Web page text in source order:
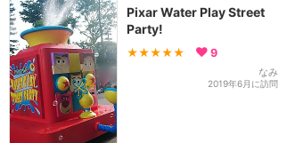
Pixar Water Play Street
Party!
★★★★★ 9
なみ
2019年6月に訪問